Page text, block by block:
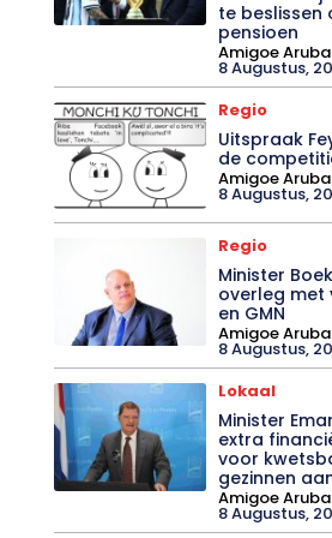
te beslissen
pensioen
Amigoe Aruba
8 Augustus,
Regio
Uitspraak
de
Amigoe Aruba
8 Augustus,
Regio
Minister
overleg met
en GMN
Amigoe Aruba
8 Augustus,
Lokaal
Minister
extra
voor
gezinnen
Amigoe Aruba
8 Augustus,